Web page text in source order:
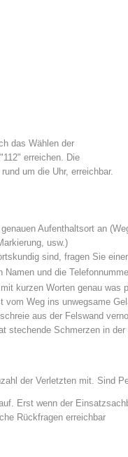
das Wählen der
erreichen. Die
um die Uhr, erreichbar.
Aufenthaltsort an
usw.)
sind, fragen Sie
Namen und die
kurzen Worten genau was
vom Weg ins unwegsame
aus der Felswand
stechende Schmerzen in
der Verletzten mit. Sind
Erst wenn der
Rückfragen erreichbar